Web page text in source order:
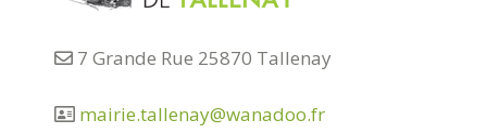
7 Grande Rue 25870 Tallenay
mairie.tallenay@wanadoo.fr